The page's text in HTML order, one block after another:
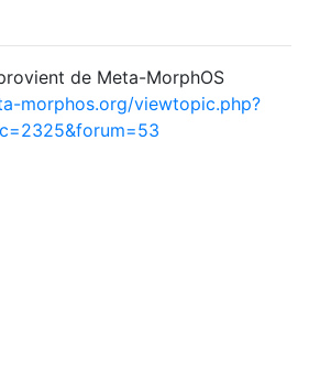
de Meta-MorphOS
morphos.org/viewtopic.php?